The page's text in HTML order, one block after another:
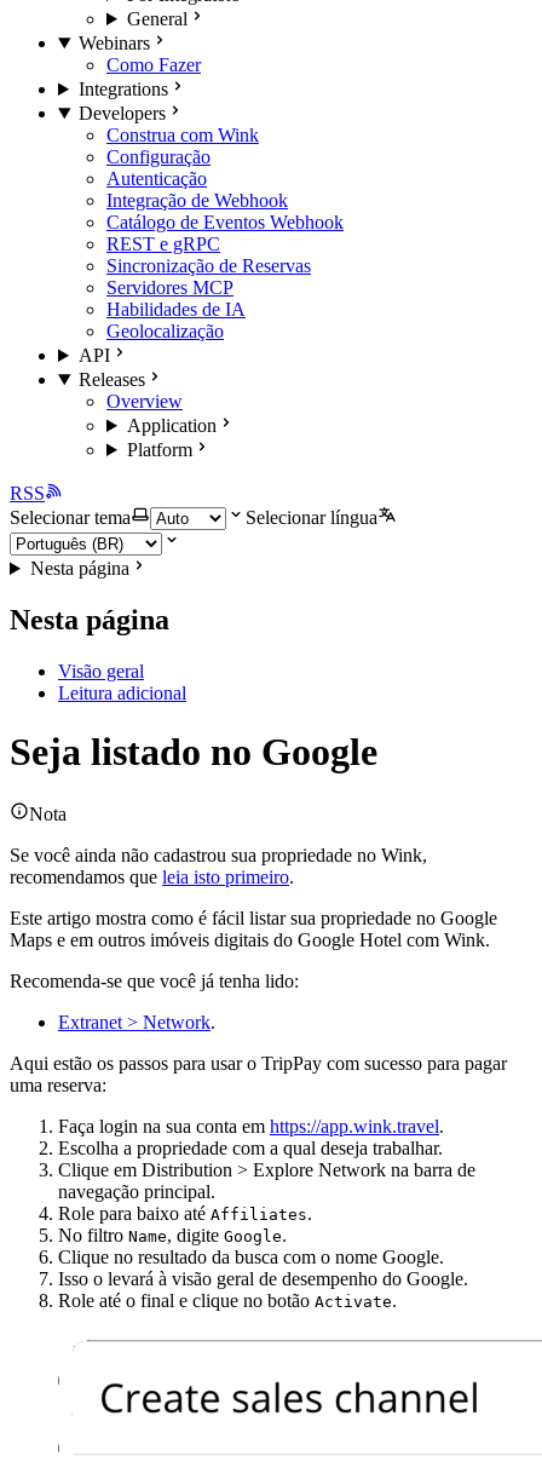
General
Webinars
Como Fazer
Integrations
Developers
Construa com Wink
Configuração
Autenticação
Integração de Webhook
Catálogo de Eventos Webhook
REST e gRPC
Sincronização de Reservas
Servidores MCP
Habilidades de IA
Geolocalização
API
Releases
Overview
Application
Platform
RSS
Selecionar tema
Selecionar língua
Nesta página
Nesta página
Visão geral
Leitura adicional
Seja listado no Google
Nota
Se você ainda não cadastrou sua propriedade no Wink,
recomendamos que leia isto primeiro.
Este artigo mostra como é fácil listar sua propriedade no Google
Maps e em outros imóveis digitais do Google Hotel com Wink.
Recomenda-se que você já tenha lido:
Extranet > Network.
Aqui estão os passos para usar o TripPay com sucesso para pagar
uma reserva:
Faça login na sua conta em https://app.wink.travel.
Escolha a propriedade com a qual deseja trabalhar.
Clique em Distribution > Explore Network na barra de
navegação principal.
Role para baixo até Affiliates.
No filtro Name, digite Google.
Clique no resultado da busca com o nome Google.
Isso o levará à visão geral de desempenho do Google.
Role até o final e clique no botão Activate.